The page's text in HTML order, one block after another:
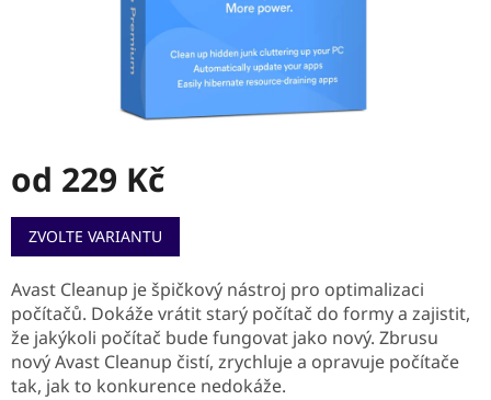
od 229 Kč
Měrná
cena:
ZVOLTE VARIANTU
Avast Cleanup je špičkový nástroj pro optimalizaci
počítačů. Dokáže vrátit starý počítač do formy a zajistit,
že jakýkoli počítač bude fungovat jako nový. Zbrusu
nový Avast Cleanup čistí, zrychluje a opravuje počítače
tak, jak to konkurence nedokáže.